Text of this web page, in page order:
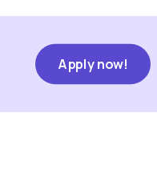
Apply now!
Apply now!